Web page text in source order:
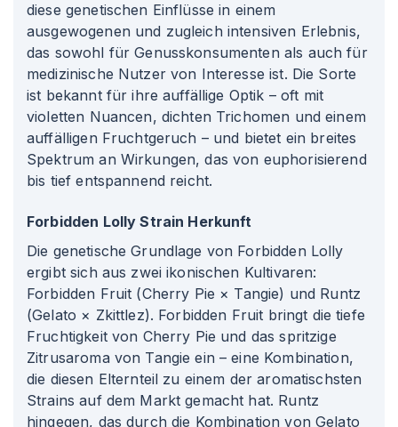
diese genetischen Einflüsse in einem
ausgewogenen und zugleich intensiven Erlebnis,
das sowohl für Genusskonsumenten als auch für
medizinische Nutzer von Interesse ist. Die Sorte
ist bekannt für ihre auffällige Optik – oft mit
violetten Nuancen, dichten Trichomen und einem
auffälligen Fruchtgeruch – und bietet ein breites
Spektrum an Wirkungen, das von euphorisierend
bis tief entspannend reicht.
Forbidden Lolly Strain Herkunft
Die genetische Grundlage von Forbidden Lolly
ergibt sich aus zwei ikonischen Kultivaren:
Forbidden Fruit (Cherry Pie × Tangie) und Runtz
(Gelato × Zkittlez). Forbidden Fruit bringt die tiefe
Fruchtigkeit von Cherry Pie und das spritzige
Zitrusaroma von Tangie ein – eine Kombination,
die diesen Elternteil zu einem der aromatischsten
Strains auf dem Markt gemacht hat. Runtz
hingegen, das durch die Kombination von Gelato